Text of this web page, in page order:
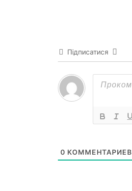
Підписатися
0 КОММЕНТАРИЕВ